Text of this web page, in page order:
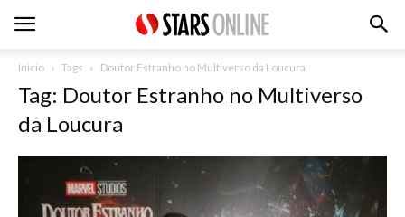
Inicio Tags Doutor Estranho no Multiverso da Loucura
Tag: Doutor Estranho no Multiverso
da Loucura